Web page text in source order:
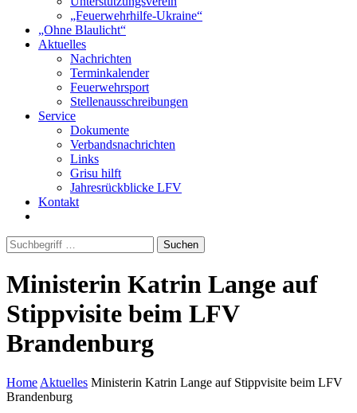
„Feuerwehrhilfe-Ukraine“
„Ohne Blaulicht“
Aktuelles
Nachrichten
Terminkalender
Feuerwehrsport
Stellenausschreibungen
Service
Dokumente
Verbandsnachrichten
Links
Grisu hilft
Jahresrückblicke LFV
Kontakt
Suchen
Ministerin Katrin Lange auf
Stippvisite beim LFV
Brandenburg
Home Aktuelles Ministerin Katrin Lange auf Stippvisite beim LFV
Brandenburg